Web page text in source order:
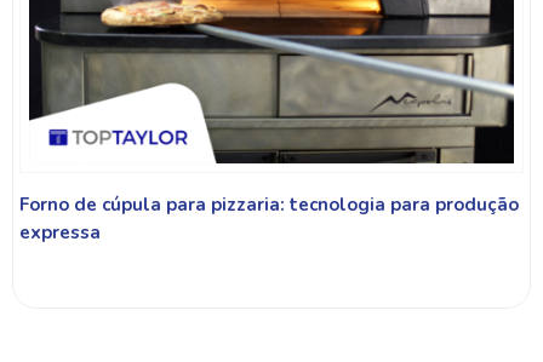
Forno de cúpula para pizzaria: tecnologia para produção
expressa